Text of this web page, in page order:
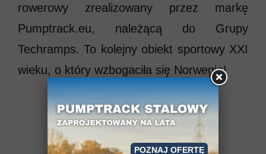
rowerowy zrealizowany przez markę
Pumptrack.eu, należącą do Grupy
Techramps. To kolejny obiekt sportowy XXI
wieku, o który wzbogaciła się Norwegia!
POZNAJ OFERTĘ